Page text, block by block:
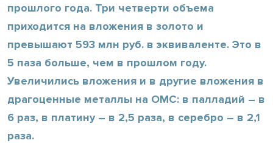
прошлого года. Три четверти объема
приходится на вложения в золото и
превышают 593 млн руб. в эквиваленте. Это в
5 паза больше, чем в прошлом году.
Увеличились вложения и в другие вложения в
драгоценные металлы на ОМС: в палладий – в
6 раз, в платину – в 2,5 раза, в серебро – в 2,1
раза.